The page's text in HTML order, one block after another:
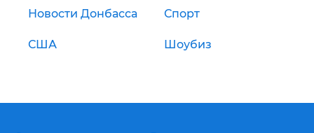
Новости Донбасса Спорт
США Шоубиз